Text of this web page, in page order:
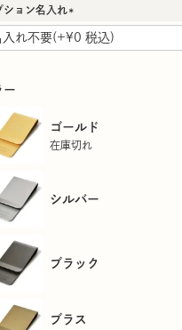
ション名入れ
(
ー
ゴールド
在庫切れ
シルバー
ブラック
ブラス